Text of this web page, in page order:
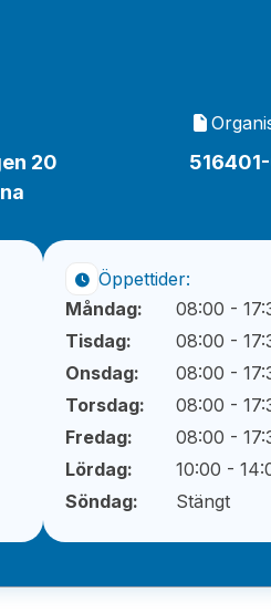
20
Öppettider:
Måndag:
08:00 -
Tisdag:
08:00 -
Onsdag:
08:00 -
Torsdag:
08:00 -
Fredag:
08:00 -
Lördag:
10:00 -
Söndag:
Stängt